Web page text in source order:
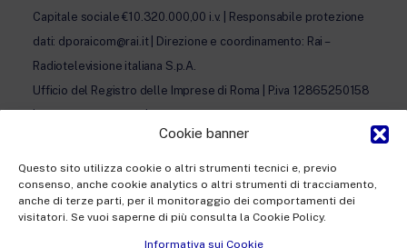
Cookie banner
Questo sito utilizza cookie o altri strumenti tecnici e, previo
consenso, anche cookie analytics o altri strumenti di tracciamento,
anche di terze parti, per il monitoraggio dei comportamenti dei
visitatori. Se vuoi saperne di più consulta la Cookie Policy.
Informativa sui Cookie
Capitale sociale €10.320.000,00 i.v. | Responsabile protezione
dati: dporaicom@rai.it | Direzione e coordinamento: Rai –
Radiotelevisione italiana S.p.A.
Ufficio del Registro delle Imprese di Roma | P.iva 12865250158
| REA n. RM- 949207 | © Rai Com 2026 - Tutti i diritti riservati
Facebook Twitter Instagram Linkedin